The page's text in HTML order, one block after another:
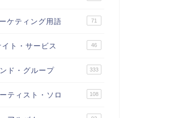
ケティング用語 71
ト・サービス 46
ド・グループ 333
ティスト・ソロ 108